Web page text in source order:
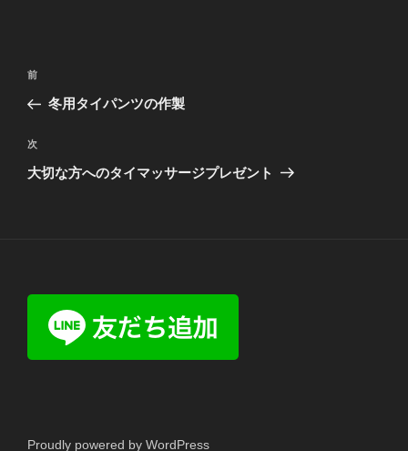
投
ナ
ビ
ゲ
前
の
稿
前
冬用タイパンツの作製
次
の
次
大切な方へのタイマッサージプレゼント
Proudly powered by WordPress